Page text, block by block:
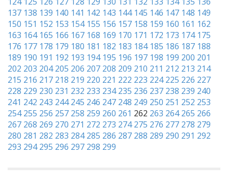
137 138 139 140 141 142 143 144 145 146 147 148 149
150 151 152 153 154 155 156 157 158 159 160 161 162
163 164 165 166 167 168 169 170 171 172 173 174 175
176 177 178 179 180 181 182 183 184 185 186 187 188
189 190 191 192 193 194 195 196 197 198 199 200 201
202 203 204 205 206 207 208 209 210 211 212 213 214
215 216 217 218 219 220 221 222 223 224 225 226 227
228 229 230 231 232 233 234 235 236 237 238 239 240
241 242 243 244 245 246 247 248 249 250 251 252 253
254 255 256 257 258 259 260 261 262 263 264 265 266
267 268 269 270 271 272 273 274 275 276 277 278 279
280 281 282 283 284 285 286 287 288 289 290 291 292
293 294 295 296 297 298 299